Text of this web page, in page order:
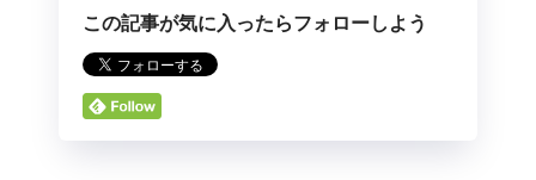
この記事が気に入ったらフォローしよう